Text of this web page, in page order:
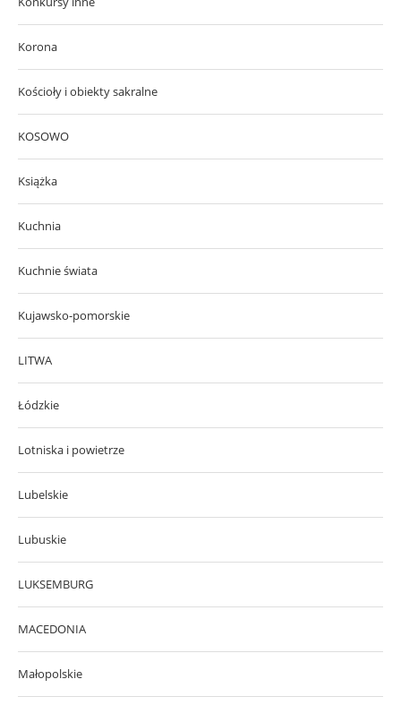
Korona
Kościoły i obiekty sakralne
KOSOWO
Książka
Kuchnia
Kuchnie świata
Kujawsko-pomorskie
LITWA
Łódzkie
Lotniska i powietrze
Lubelskie
Lubuskie
LUKSEMBURG
MACEDONIA
Małopolskie